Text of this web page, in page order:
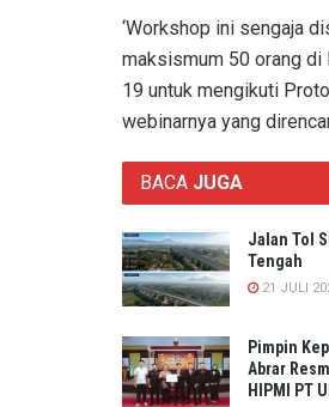
‘Workshop ini sengaja
maksismum 50 orang di
19 untuk mengikuti
webinarnya yang
BACA JUGA
Jalan Tol
Tengah
21 JULI
Pimpin
Abrar
HIPMI PT